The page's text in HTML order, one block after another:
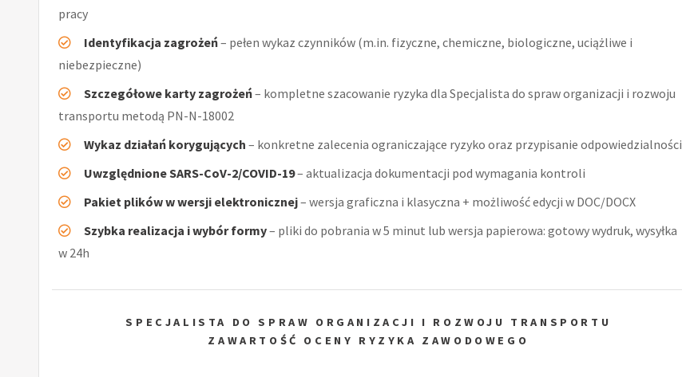
pracy
Identyfikacja zagrożeń– pełen wykaz czynników (m.in. fizyczne, chemiczne, biologiczne, uciążliwe i
niebezpieczne)
Szczegółowe karty zagrożeń– kompletne szacowanie ryzyka dla Specjalista do spraw organizacji i rozwoju
transportu metodą PN-N-18002
Wykaz działań korygujących – konkretne zalecenia ograniczające ryzyko oraz przypisanie odpowiedzialności
Uwzględnione SARS-CoV-2/COVID-19– aktualizacja dokumentacji pod wymagania kontroli
Pakiet plików w wersji elektronicznej– wersja graficzna i klasyczna + możliwość edycji w DOC/DOCX
Szybka realizacja i wybór formy– pliki do pobrania w 5 minut lub wersja papierowa: gotowy wydruk, wysyłka
w 24h
SPECJALISTA DO SPRAW ORGANIZACJI I ROZWOJU TRANSPORTU
ZAWARTOŚĆ OCENY RYZYKA ZAWODOWEGO